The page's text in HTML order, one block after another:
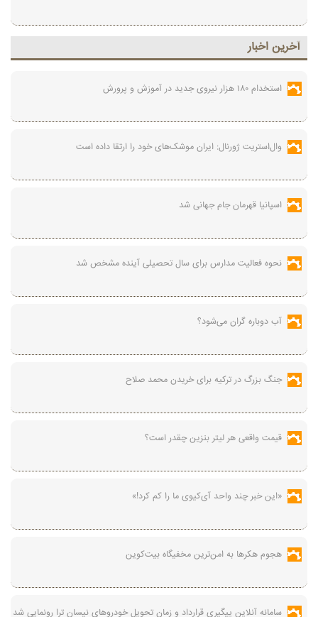
آخرين اخبار
استخدام ۱۸۰ هزار نیروی جدید در آموزش‌ و پرورش
وال‌استریت ژورنال: ایران موشک‌های خود را ارتقا داده است
اسپانیا قهرمان جام جهانی شد
نحوه فعالیت مدارس برای سال تحصیلی آینده مشخص شد
آب دوباره گران می‌شود؟
جنگ بزرگ در ترکیه برای خریدن محمد صلاح
قیمت واقعی هر لیتر بنزین چقدر است؟
«این خبر چند واحد آی‌کیوی ما را کم کرد!»
هجوم هکرها به امن‌ترین مخفیگاه بیت‌کوین
سامانه آنلاین پیگیری قرارداد‌ و زمان تحویل خودرو‌های نیسان ترا رونمایی شد